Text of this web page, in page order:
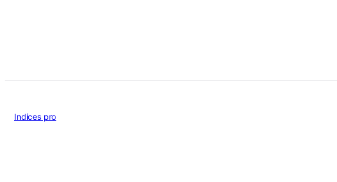
Indices pro